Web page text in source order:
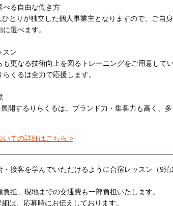
る自由な働き方
とりが独立した個人事業主となりますので、ご自
選べます。
スン
更なる技術向上を図るトレーニングをご用意して
くるは全力で応援します。
開するりらくるは、ブランド力・集客力も高く、
いての詳細はこちら >
接客を学んでいただけるように合宿レッスン（9泊
担、現地までの交通費も一部負担いたします。
は、応募時にお伝えしております。